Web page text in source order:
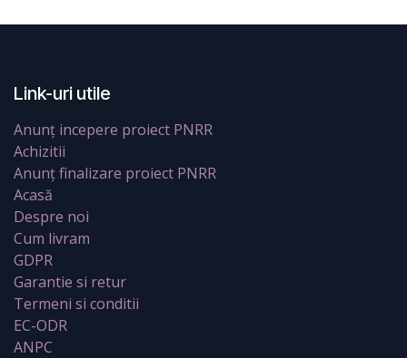
Link-uri utile
Anunț incepere proiect PNRR
Achizitii
Anunț finalizare proiect PNRR
Acasă
Despre noi
Cum livram
GDPR
Garantie si retur
Termeni si conditii
EC-ODR
ANPC